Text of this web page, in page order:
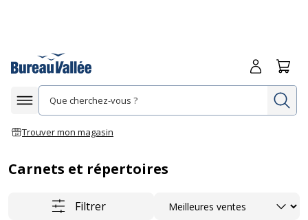
Afficher la navigation
Trouver mon magasin
Me
Carnets et répertoires
Filtrer Trier